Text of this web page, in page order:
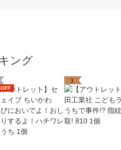
ング
3